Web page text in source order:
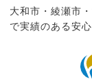
大和市・綾瀬市
で実績のある安